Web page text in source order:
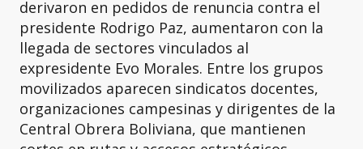
derivaron en pedidos de renuncia contra el
presidente Rodrigo Paz, aumentaron con la
llegada de sectores vinculados al
expresidente Evo Morales. Entre los grupos
movilizados aparecen sindicatos docentes,
organizaciones campesinas y dirigentes de la
Central Obrera Boliviana, que mantienen